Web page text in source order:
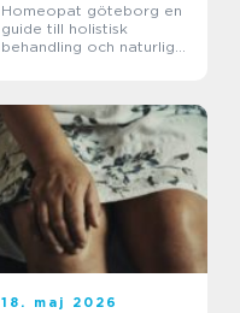
Homeopat göteborg en
guide till holistisk
behandling och naturlig
18. maj 2026